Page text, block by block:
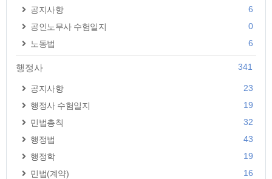
공지사항
6
공인노무사 수험일지
0
노동법
6
행정사 341
공지사항
23
행정사 수험일지
19
민법총칙
32
행정법
43
행정학
19
민법(계약)
16